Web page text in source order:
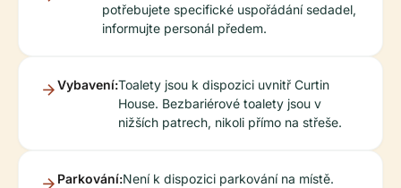
potřebujete specifické uspořádání sedadel,
informujte personál předem.
Vybavení:Toalety jsou k dispozici uvnitř Curtin
House. Bezbariérové toalety jsou v
nižších patrech, nikoli přímo na střeše.
Parkování:Není k dispozici parkování na místě.